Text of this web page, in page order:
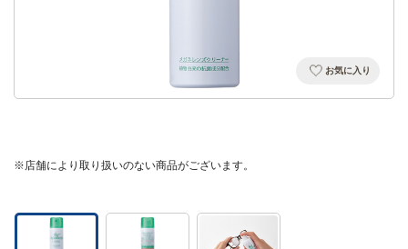
お気に入り
※店舗により取り扱いのない商品がございます。